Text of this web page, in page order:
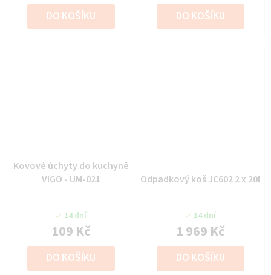
DO KOŠÍKU DO KOŠÍKU
Kovové úchyty do kuchyně
VIGO - UM-021
14 dní
109 Kč
DO KOŠÍKU
Odpadkový koš JC602 2 x 20l
14 dní
1 969 Kč
DO KOŠÍKU